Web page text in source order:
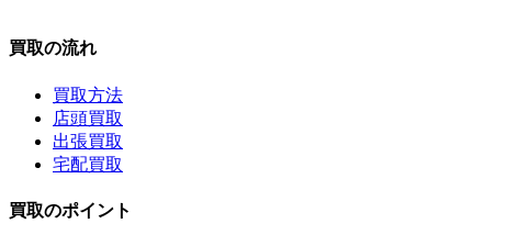
買取の流れ
買取方法
店頭買取
出張買取
宅配買取
買取のポイント